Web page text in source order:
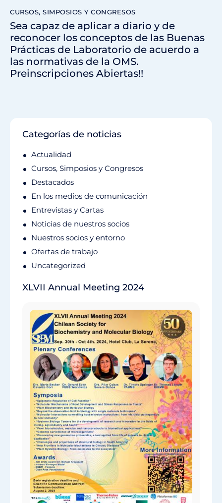
CURSOS, SIMPOSIOS Y CONGRESOS
Sea capaz de aplicar a diario y de
reconocer los conceptos de las Buenas
Prácticas de Laboratorio de acuerdo a
las normativas de la OMS.
Preinscripciones Abiertas!!
Categorías de noticias
Actualidad
Cursos, Simposios y Congresos
Destacados
En los medios de comunicación
Entrevistas y Cartas
Noticias de nuestros socios
Nuestros socios y entorno
Ofertas de trabajo
Uncategorized
XLVII Annual Meeting 2024